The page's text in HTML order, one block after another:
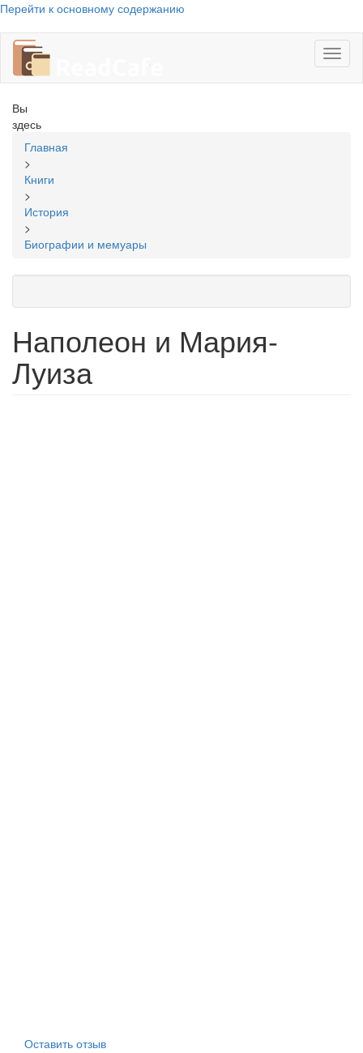
Перейти к основному содержанию
Вы
здесь
Главная
>
Книги
>
История
>
Биографии и мемуары
Наполеон и Мария-
Луиза
Оставить отзыв